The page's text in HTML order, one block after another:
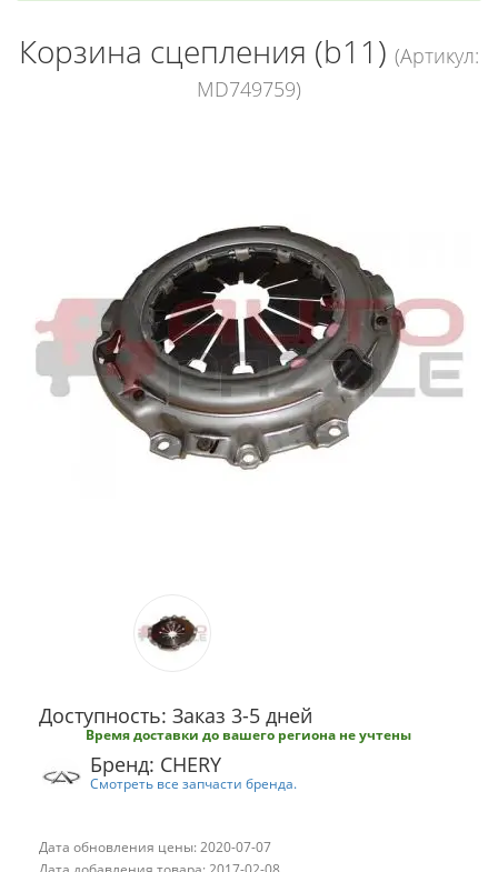
Корзина сцепления (b11) (Артикул:
MD749759)
Доступность: Заказ 3-5 дней
Время доставки до вашего региона не учтены
Бренд: CHERY
Смотреть все запчасти бренда.
Дата обновления цены: 2020-07-07